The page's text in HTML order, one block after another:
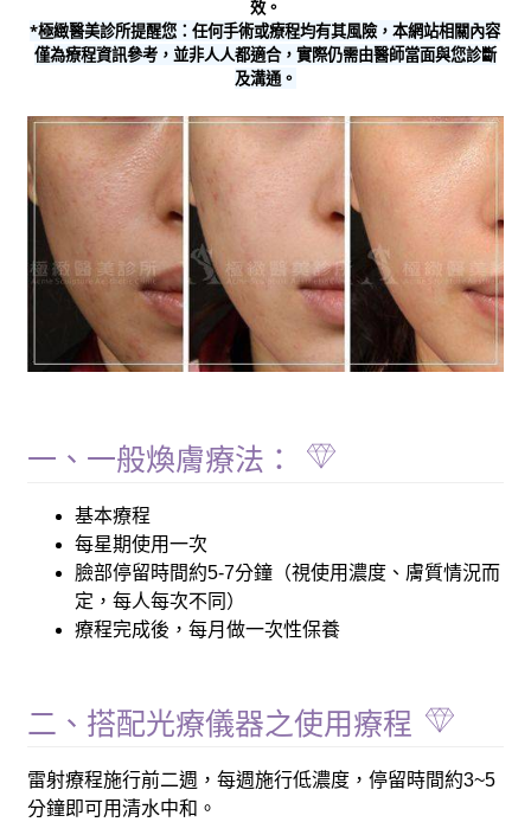
效。
*極緻醫美診所提醒您：任何手術或療程均有其風險，本網站相關內容
僅為療程資訊參考，並非人人都適合，實際仍需由醫師當面與您診斷
及溝通。
一、一般煥膚療法：
基本療程
每星期使用一次
臉部停留時間約5-7分鐘（視使用濃度、膚質情況而
定，每人每次不同）
療程完成後，每月做一次性保養
二、搭配光療儀器之使用療程
雷射療程施行前二週，每週施行低濃度，停留時間約3~5
分鐘即可用清水中和。